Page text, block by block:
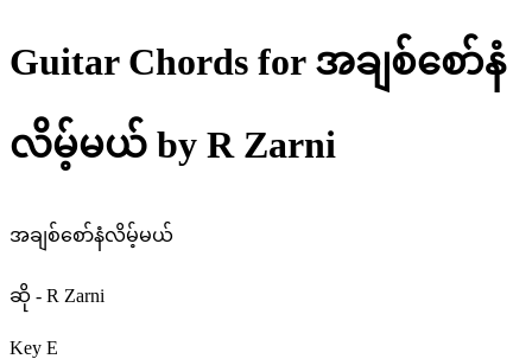
Guitar Chords for အချစ်စော်နံ
လိမ့်မယ် by R Zarni
အချစ်စော်နံလိမ့်မယ်
ဆို - R Zarni
Key E